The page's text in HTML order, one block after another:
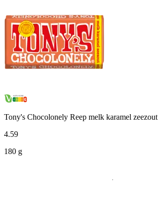
Tony's Chocolonely Reep melk karamel zeezout
4.59
180 g